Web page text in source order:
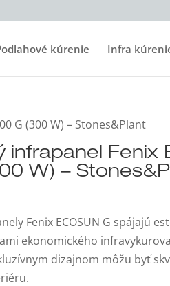
kúrenie Infra
G (300 W) – Stones&Plant
infrapanel Fenix
W) –
Fenix ECOSUN G spájajú
ekonomického
dizajnom môžu byť